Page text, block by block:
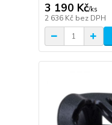
3 190 Kč/ks
2 636 Kč bez DPH